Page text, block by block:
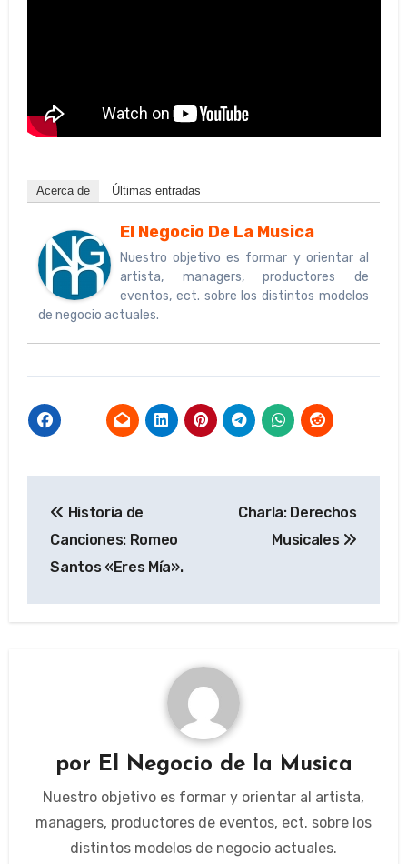
Acerca de Últimas entradas
El Negocio De La Musica
Nuestro objetivo es formar y orientar al
artista, managers, productores de
eventos, ect. sobre los distintos modelos
de negocio actuales.
de
entradas
Historia de
Canciones: Romeo
Santos «Eres Mía».
Charla: Derechos
Musicales
por El Negocio de la Musica
Nuestro objetivo es formar y orientar al artista,
managers, productores de eventos, ect. sobre los
distintos modelos de negocio actuales.